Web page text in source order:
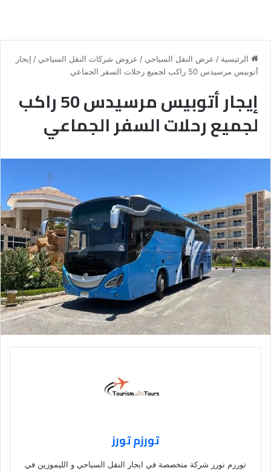
الرئيسية / عرض النقل السياحي / عروض شركات النقل السياحي / إيجار
أتوبيس مرسيدس 50 راكب لجميع رحلات السفر الجماعي
إيجار أتوبيس مرسيدس 50 راكب
لجميع رحلات السفر الجماعي
تورزم تورز
تورزم تورز شركة متخصصة في ايجار النقل السياحي و الليموزين في